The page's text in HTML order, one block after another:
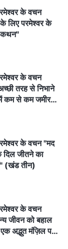
के वचन
के लिए परमेश्वर के
कथन"
के वचन
तरह से निभाने
कम से कम जमीर
के वचन "मद
दिल जीतने का
(खंड तीन)
के वचन
जीवन को बहाल
अद्भुत मंज़िल पर